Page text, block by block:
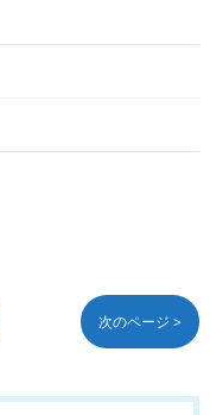
次のページ >